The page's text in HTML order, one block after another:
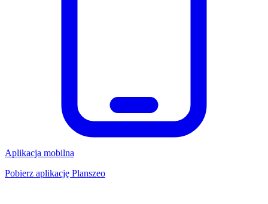
Aplikacja mobilna
Pobierz aplikację Planszeo